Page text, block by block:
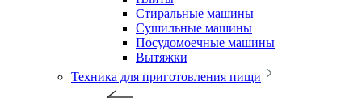
Стиральные машины
Сушильные машины
Посудомоечные машины
Вытяжки
Техника для приготовления пищи